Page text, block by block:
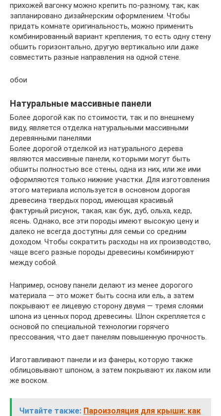
прихожей вагонку можно крепить по-разному, так, как
запланировано дизайнерским оформлением. Чтобы
придать комнате оригинальность, можно применить
комбинированный вариант крепления, то есть одну стену
обшить горизонтально, другую вертикально или даже
совместить разные направления на одной стене.
обои
Натуральные массивные панели
Более дорогой как по стоимости, так и по внешнему
виду, является отделка натуральными массивными
деревянными панелями
Более дорогой отделкой из натурального дерева
являются массивные панели, которыми могут быть
обшиты полностью все стены, одна из них, или же ими
оформляются только нижние участки. Для изготовления
этого материала используется в основном дорогая
древесина твердых пород, имеющая красивый
фактурный рисунок, такая, как бук, дуб, ольха, кедр,
ясень. Однако, все эти породы имеют высокую цену и
далеко не всегда доступны для семьи со средним
доходом. Чтобы сократить расходы на их производство,
чаще всего разные породы древесины комбинируют
между собой.
Например, основу панели делают из менее дорогого
материала — это может быть сосна или ель, а затем
покрывают ее лицевую сторону двумя — тремя слоями
шпона из ценных пород древесины. Шпон скрепляется с
основой по специальной технологии горячего
прессования, что дает панелям повышенную прочность.
Изготавливают панели и из фанеры, которую также
облицовывают шпоном, а затем покрывают их лаком или
же воском.
Читайте также: Пароизоляция для крыши: как